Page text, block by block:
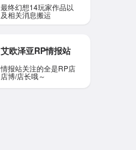
最终幻想14玩家作品以
及相关消息搬运
艾欧泽亚RP情报站
情报站关注的全是RP店
店博/店长哦～